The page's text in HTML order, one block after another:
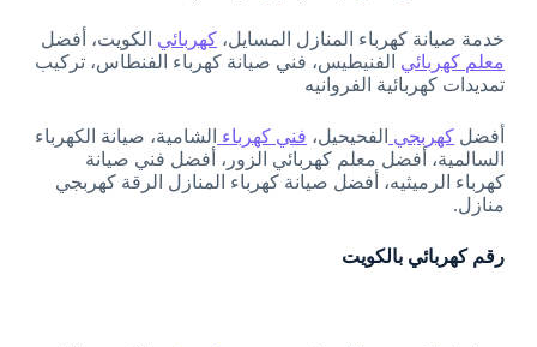
خدمة صيانة كهرباء المنازل المسايل، كهربائي الكويت، أفضل
معلم كهربائي الفنيطيس، فني صيانة كهرباء الفنطاس، تركيب
تمديدات كهربائية الفروانيه
أفضل كهربجي الفحيحيل، فني كهرباء الشامية، صيانة الكهرباء
السالمية، أفضل معلم كهربائي الزور، أفضل فني صيانة
كهرباء الرميثيه، أفضل صيانة كهرباء المنازل الرقة كهربجي
منازل.
رقم كهربائي بالكويت